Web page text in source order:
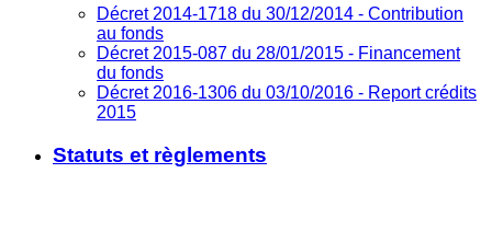
Décret 2014-1718 du 30/12/2014 - Contribution
au fonds
Décret 2015-087 du 28/01/2015 - Financement
du fonds
Décret 2016-1306 du 03/10/2016 - Report crédits
2015
Statuts et règlements